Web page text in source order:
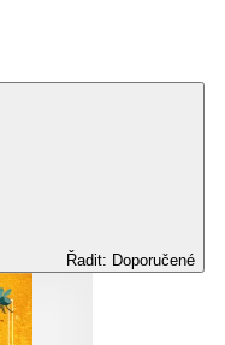
Řadit: Doporučené